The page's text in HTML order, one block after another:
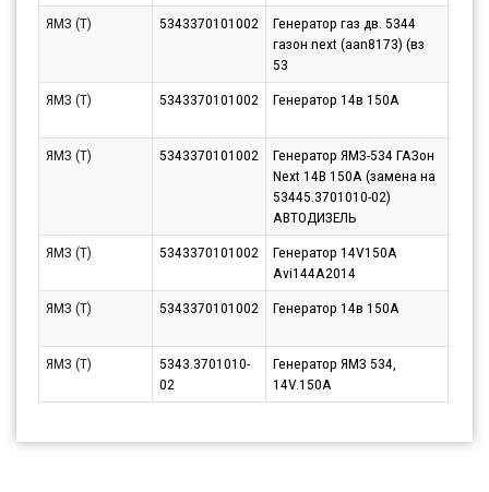
ЯМЗ (Т)
5343370101002
Генератор газ дв. 5344
газон next (aan8173) (вз
53
ЯМЗ (Т) 5343370101002 Генератор 14в 150А
ЯМЗ (Т)
5343370101002
Генератор ЯМЗ-534 ГАЗон
Next 14В 150А (замена на
53445.3701010-02)
АВТОДИЗЕЛЬ
ЯМЗ (Т) 5343370101002
Генератор 14V150А
Avi144A2014
ЯМЗ (Т)
5343370101002 Генератор 14в 150А
ЯМЗ (Т)
5343.3701010-
02
Генератор ЯМЗ 534,
14V.150A